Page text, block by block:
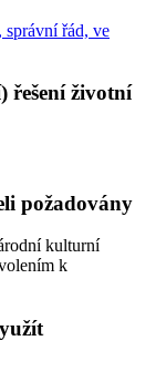
správní řád, ve
řešení životní
požadovány
kulturní
k